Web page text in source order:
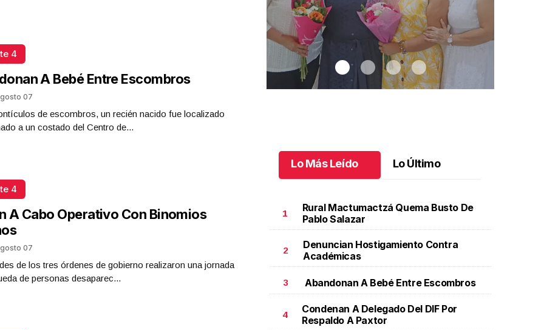
4
A Bebé Entre Escombros
07
de escombros, un recién nacido fue localizado
a un costado del Centro de...
4
A Cabo Operativo Con Binomios
07
de los tres órdenes de gobierno realizaron una jornada
de personas desaparec...
REPORTE4 | 03 10 2025 con Rodolfo Flores
Octubre 03 l 10 Visitas
Una emotiva jubilación en educación especial.Una
emotiva jubilación en educación especial
Lo Más Leído Lo Último
1
Rural Mactumactzá Quema Busto De
Pablo Salazar
2
Denuncian Hostigamiento Contra
Académicas
3 Abandonan A Bebé Entre Escombros
4
Condenan A Delegado Del DIF Por
Respaldo A Paxtor